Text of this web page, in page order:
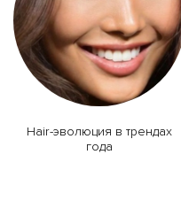
Hair-эволюция в трендах
года